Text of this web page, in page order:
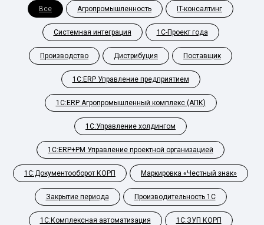
Все Агропромышленность IT-консалтинг
Системная интеграция 1С-Проект года
Производство Дистрибуция Поставщик
1С:ERP Управление предприятием
1С:ERP Агропромышленный комплекс (АПК)
1С:Управление холдингом
1С:ERP+PM Управление проектной организацией
1С:Документооборот КОРП Маркировка «Честный знак»
Закрытие периода Производительность 1С
1С:Комплексная автоматизация 1С:ЗУП КОРП